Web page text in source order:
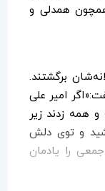
همدلی و
برگشتند.
امیر علی
همه زدند زیر
و توی دلش
را یادمان